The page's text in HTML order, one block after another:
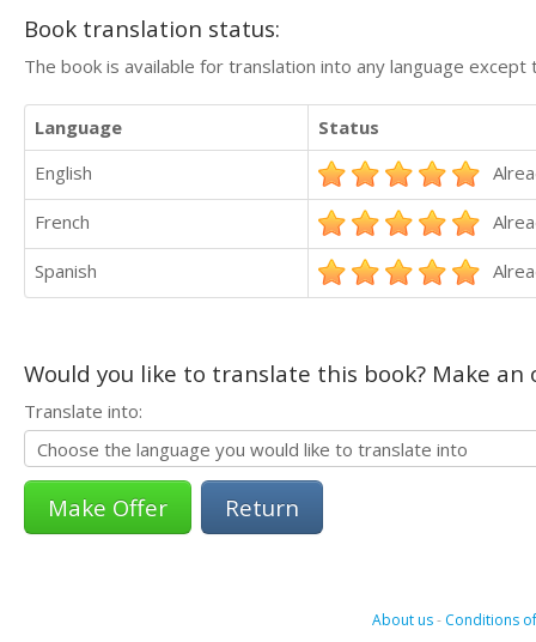
Book translation status:
The book is available for translation into any language
Language
Status
English
French
Spanish
Would you like to translate this book? Make
Translate into:
Return
About us- Conditions